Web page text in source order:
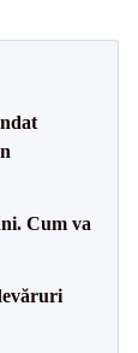
Cum va